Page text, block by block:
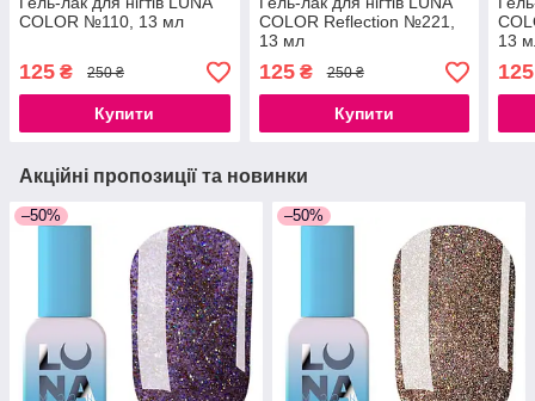
COLOR №110, 13 мл
125 ₴ 250 ₴
Купити
COLOR Reflection №221,
13 мл
125₴ 250 ₴
Купити
13
125
Акційні пропозиції та новинки
–50% –50%